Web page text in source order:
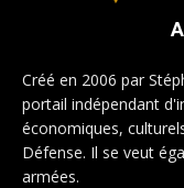
Créé en 2006 par
portail indépendant
économiques,
Défense. Il se veut
armées.